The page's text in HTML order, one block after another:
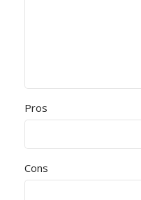
Pros
Cons